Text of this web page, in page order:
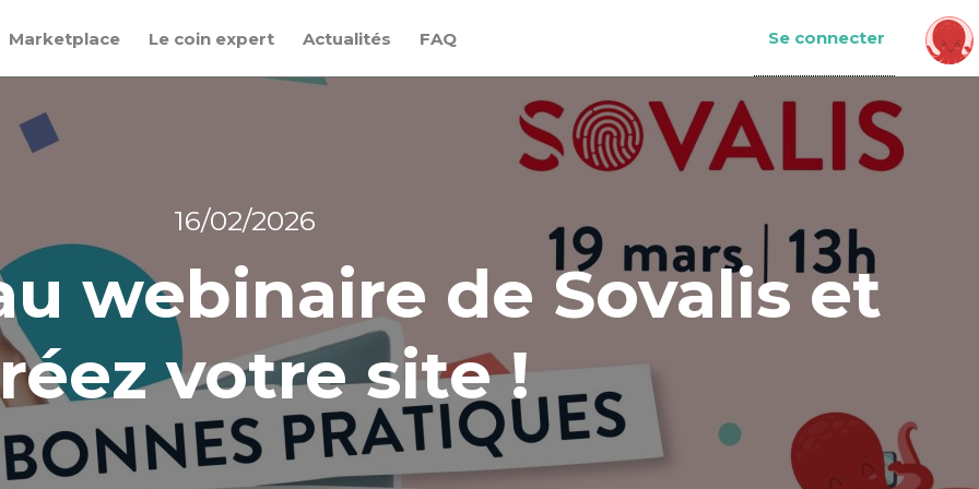
Marketplace Le coin expert Actualités FAQ Se connecter
16/02/2026
webinaire de Sovalis et
votre site !